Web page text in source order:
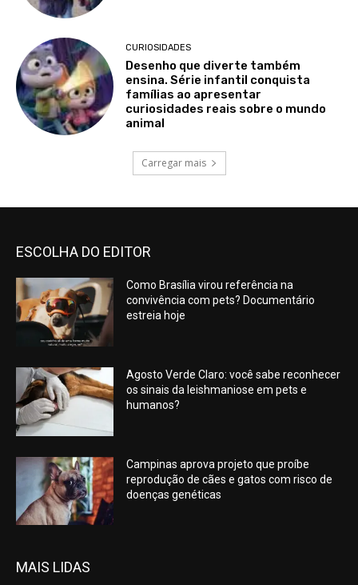
CURIOSIDADES
Desenho que diverte também
ensina. Série infantil conquista
famílias ao apresentar
curiosidades reais sobre o mundo
animal
Carregar mais
ESCOLHA DO EDITOR
Como Brasília virou referência na
convivência com pets? Documentário
estreia hoje
Agosto Verde Claro: você sabe reconhecer
os sinais da leishmaniose em pets e
humanos?
Campinas aprova projeto que proíbe
reprodução de cães e gatos com risco de
doenças genéticas
MAIS LIDAS